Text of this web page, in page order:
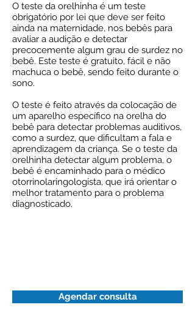
O teste da orelhinha é um teste
obrigatório por lei que deve ser feito
ainda na maternidade, nos bebês para
avaliar a audição e detectar
precocemente algum grau de surdez no
bebê. Este teste é gratuito, fácil e não
machuca o bebê, sendo feito durante o
sono.
O teste é feito através da colocação de
um aparelho específico na orelha do
bebê para detectar problemas auditivos,
como a surdez, que dificultam a fala e
aprendizagem da criança. Se o teste da
orelhinha detectar algum problema, o
bebê é encaminhado para o médico
otorrinolaringologista, que irá orientar o
melhor tratamento para o problema
diagnosticado.
Agendar consulta